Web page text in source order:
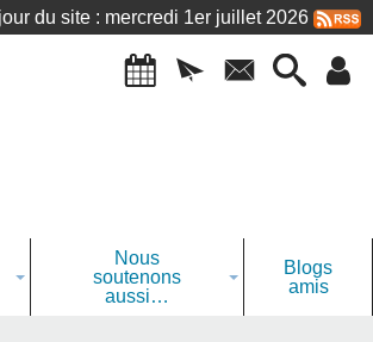
du site : mercredi 1er juillet 2026
Nous
soutenons
aussi…
Blogs
amis